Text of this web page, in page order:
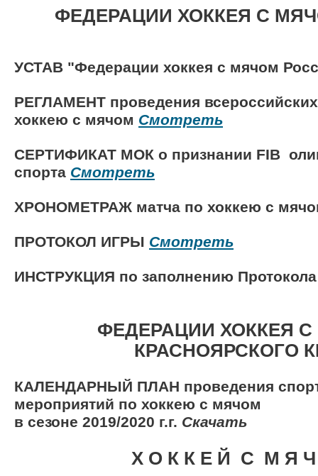
ФЕДЕРАЦИИ ХОККЕЯ С
УСТАВ "Федерации хоккея с мячом
РЕГЛАМЕНТ проведения
хоккею с мячом Смотреть
СЕРТИФИКАТ МОК о признании FIB
спорта Смотреть
ХРОНОМЕТРАЖ матча по хоккею с
ПРОТОКОЛ ИГРЫ Смотреть
ИНСТРУКЦИЯ по заполнению
ФЕДЕРАЦИИ ХОККЕЯ
КРАСНОЯРСКОГО
КАЛЕНДАРНЫЙ ПЛАН проведения
мероприятий по хоккею с мячом
в сезоне 2019/2020 г.г. Скачать
Х О К К Е Й С М Я